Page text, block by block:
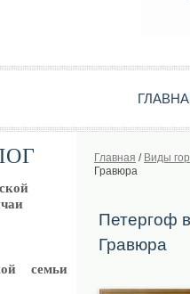
семьи
Главная / Виды
Гравюра
Петергоф
Гравюра